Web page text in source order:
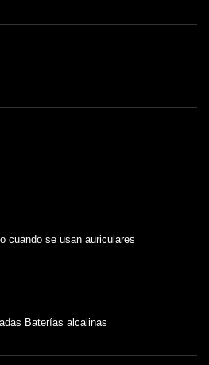
cuando se usan auriculares
Baterías alcalinas